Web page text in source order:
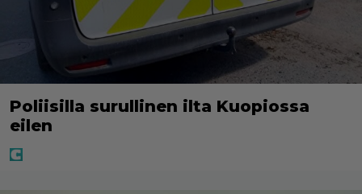
Poliisilla surullinen ilta Kuopiossa
eilen